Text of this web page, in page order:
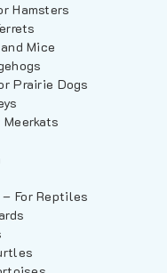
Hamsters
Mice
Prairie Dogs
For Reptiles